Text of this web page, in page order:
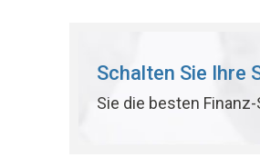
Schalten Sie Ihre
Sie die besten